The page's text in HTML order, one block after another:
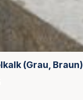
(Grau, Braun)